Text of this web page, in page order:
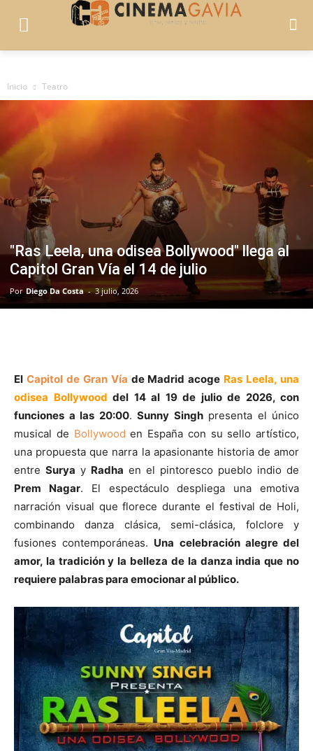
Inicio Teatro
"Ras Leela, una odisea Bollywood" llega al
Capitol Gran Vía el 14 de julio
Por Diego Da Costa - 3 julio, 2026
El Capitol de Gran Vía de Madrid acoge Ras Leela, una
odisea Bollywood del 14 al 19 de julio de 2026, con
funciones a las 20:00. Sunny Singhpresenta el único
musical de Bollywood en España con su sello artístico,
una propuesta que narra la apasionante historia de amor
entre Surya y Radha en el pintoresco pueblo indio de
Prem Nagar. El espectáculo despliega una emotiva
narración visual que florece durante el festival de Holi,
combinando danza clásica, semi-clásica, folclore y
fusiones contemporáneas. Una celebración alegre del
amor, la tradición y la belleza de la danza india que no
requiere palabras para emocionar al público.